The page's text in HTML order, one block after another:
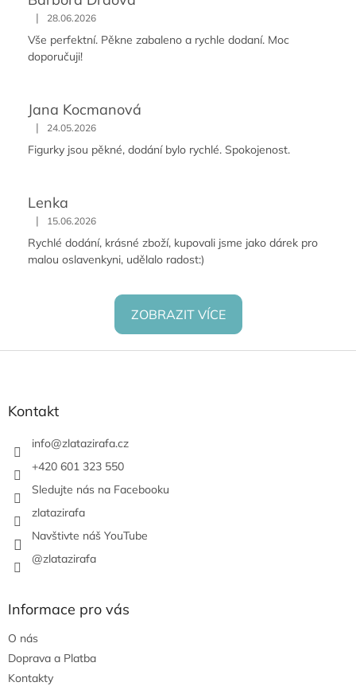
| 28.06.2026
Vše perfektní. Pěkne zabaleno a rychle dodaní. Moc
doporučuji!
Jana Kocmanová
| 24.05.2026
Figurky jsou pěkné, dodání bylo rychlé. Spokojenost.
Lenka
| 15.06.2026
Rychlé dodání, krásné zboží, kupovali jsme jako dárek pro
malou oslavenkyni, udělalo radost:)
ZOBRAZIT VÍCE
Z
Kontakt
info@zlatazirafa.cz
+420 601 323 550
Sledujte nás na Facebooku
zlatazirafa
Navštivte náš YouTube
@zlatazirafa
Informace pro vás
O nás
Doprava a Platba
Kontakty